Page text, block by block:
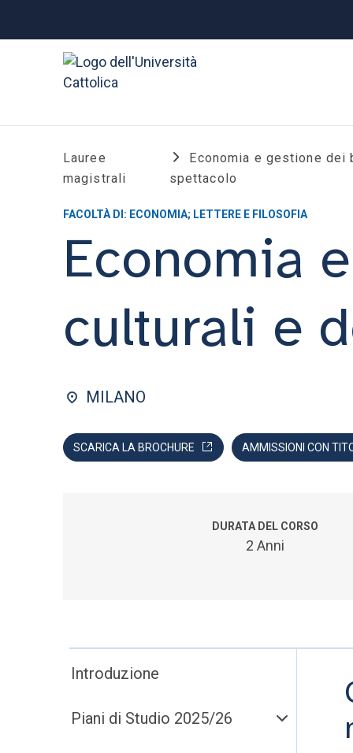
Lauree
magistrali
Economia e gestione
spettacolo
FACOLTÀ DI: ECONOMIA; LETTERE E FILOSOFIA
Economia
culturali e
MILANO
SCARICA LA BROCHURE AMMISSIONI CON
DURATA DEL CORSO
2 Anni
Introduzione
Piani di Studio 2025/26